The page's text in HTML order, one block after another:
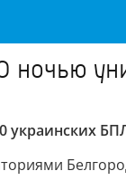
ночью